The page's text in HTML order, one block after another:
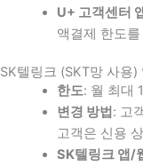
U+ 고객센터
액결제 한도
SK텔링크 (SKT망 사용)
한도: 월 최대
변경 방법 : 고
고객은 신용
SK텔링크 앱/